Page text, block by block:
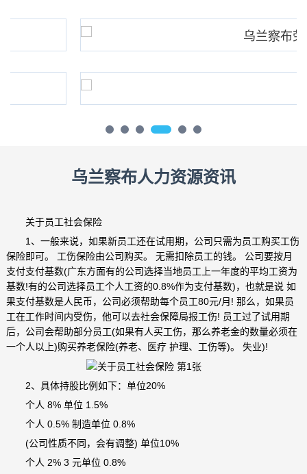
乌兰察布人力资源资讯
关于员工社会保险
1、一般来说，如果新员工还在试用期，公司只需为员工购买工伤
保险即可。 工伤保险由公司购买。 无需扣除员工的钱。 公司要按月
支付支付基数(广东方面有的公司选择当地员工上一年度的平均工资为
基数!有的公司选择员工个人工资的0.8%作为支付基数)，也就是说 如
果支付基数是人民币，公司必须帮助每个员工80元/月! 那么，如果员
工在工作时间内受伤，他可以去社会保障局报工伤! 员工过了试用期
后，公司会帮助部分员工(如果有人买工伤，那么养老金的数量必须在
一个人以上)购买养老保险(养老、医疗 护理、工伤等)。 失业)!
2、具体持股比例如下：单位20%
个人 8% 单位 1.5%
个人 0.5% 制造单位 0.8%
(公司性质不同，会有调整) 单位10%
个人 2% 3 元单位 0.8%